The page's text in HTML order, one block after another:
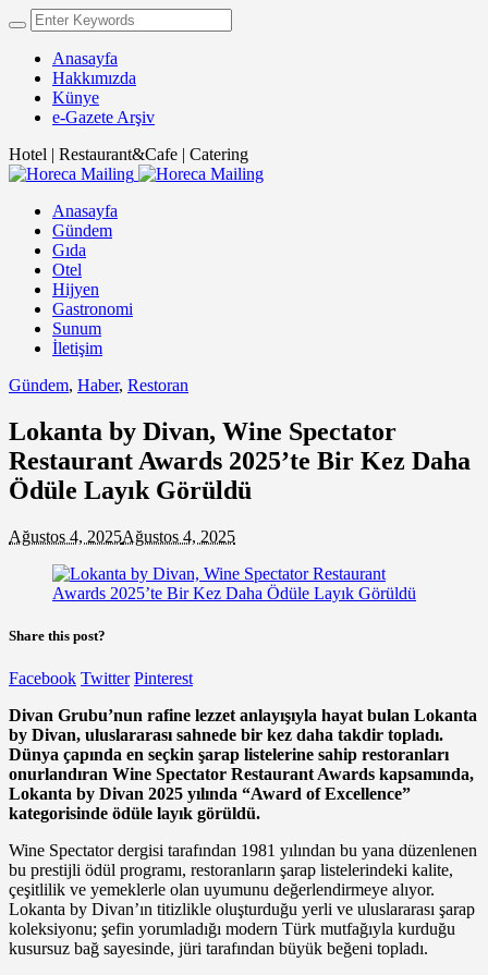
Anasayfa
Hakkımızda
Künye
e-Gazete Arşiv
Hotel | Restaurant&Cafe | Catering
Anasayfa
Gündem
Gıda
Otel
Hijyen
Gastronomi
Sunum
İletişim
Gündem, Haber, Restoran
Lokanta by Divan, Wine Spectator
Restaurant Awards 2025’te Bir Kez Daha
Ödüle Layık Görüldü
Ağustos 4, 2025Ağustos 4, 2025
Share this post?
Facebook Twitter Pinterest
Divan Grubu’nun rafine lezzet anlayışıyla hayat bulan Lokanta
by Divan, uluslararası sahnede bir kez daha takdir topladı.
Dünya çapında en seçkin şarap listelerine sahip restoranları
onurlandıran Wine Spectator Restaurant Awards kapsamında,
Lokanta by Divan 2025 yılında “Award of Excellence”
kategorisinde ödüle layık görüldü.
Wine Spectator dergisi tarafından 1981 yılından bu yana düzenlenen
bu prestijli ödül programı, restoranların şarap listelerindeki kalite,
çeşitlilik ve yemeklerle olan uyumunu değerlendirmeye alıyor.
Lokanta by Divan’ın titizlikle oluşturduğu yerli ve uluslararası şarap
koleksiyonu; şefin yorumladığı modern Türk mutfağıyla kurduğu
kusursuz bağ sayesinde, jüri tarafından büyük beğeni topladı.